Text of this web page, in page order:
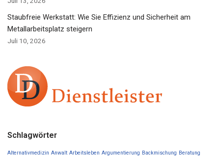
Staubfreie Werkstatt: Wie Sie Effizienz und Sicherheit am
Metallarbeitsplatz steigern
Juli 10, 2026
Schlagwörter
Alternativmedizin Anwalt Arbeitsleben Argumentierung Backmischung Beratung